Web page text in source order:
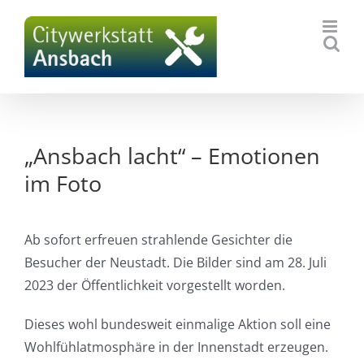
Inhalt
springen
„Ansbach lacht“ – Emotionen
im Foto
Ab sofort erfreuen strahlende Gesichter die
Besucher der Neustadt. Die Bilder sind am 28. Juli
2023 der Öffentlichkeit vorgestellt worden.
Dieses wohl bundesweit einmalige Aktion soll eine
Wohlfühlatmosphäre in der Innenstadt erzeugen.